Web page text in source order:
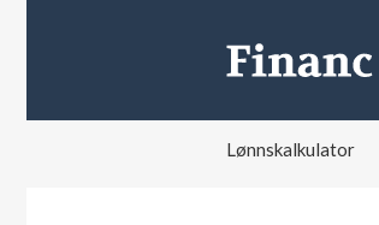
Lønnskalkulator